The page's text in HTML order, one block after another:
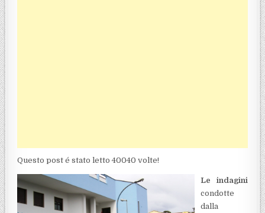
Questo post é stato letto 40040 volte!
Le indagini
condotte
dalla